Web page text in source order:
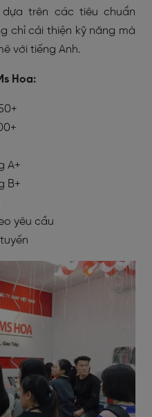
trên các tiêu chuẩn
chỉ cải thiện kỹ năng mà
với tiếng Anh.
Hoa:
A+
B+
yêu cầu